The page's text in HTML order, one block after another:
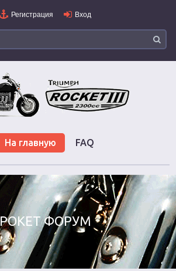
Регистрация Вход
На главную FAQ
РОКЕТ ФОРУМ